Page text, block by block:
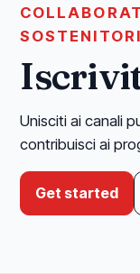
Unisciti ai canali
contribuisci ai
Get started